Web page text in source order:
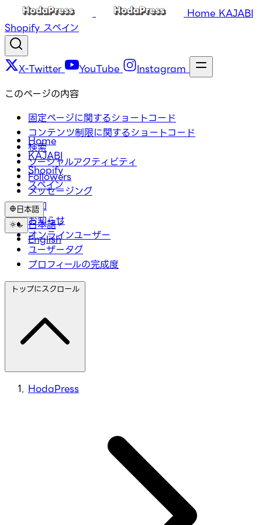
Home KAJABI
Shopify スペイン
X-Twitter YouTube Instagram
Home
KAJABI
Shopify
スペイン
日本語
日本語
English
このページの内容
固定ページに関するショートコード
コンテンツ制限に関するショートコード
検索
ソーシャルアクティビティ
Followers
メッセージング
通知
お知らせ
オンラインユーザー
ユーザータグ
プロフィールの完成度
トップにスクロール
HodaPress